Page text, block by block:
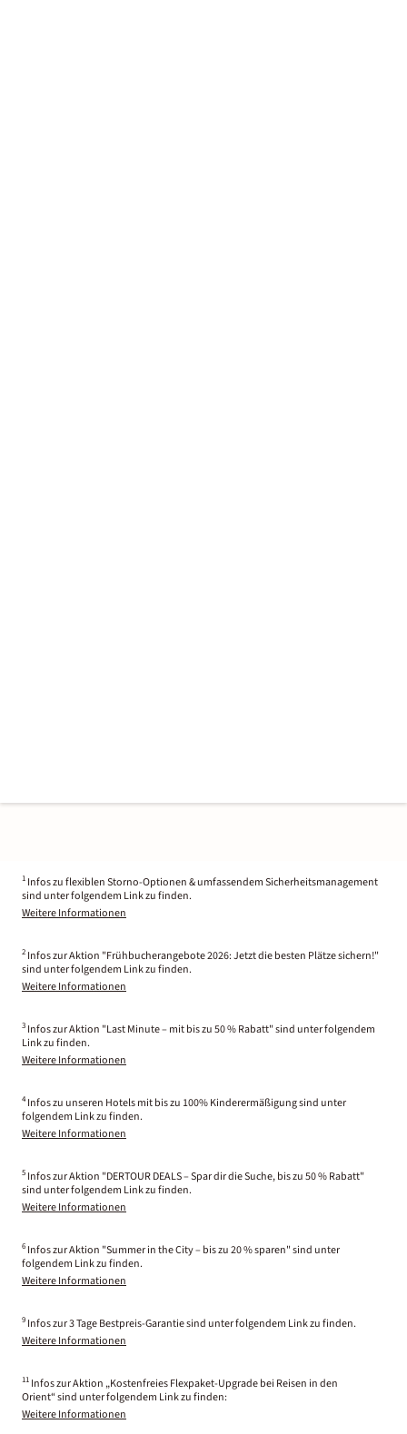
1 Infos zu flexiblen Storno-Optionen & umfassendem Sicherheitsmanagement
sind unter folgendem Link zu finden.
Weitere Informationen
2 Infos zur Aktion "Frühbucherangebote 2026: Jetzt die besten Plätze sichern!"
sind unter folgendem Link zu finden.
Weitere Informationen
3 Infos zur Aktion "Last Minute – mit bis zu 50 % Rabatt" sind unter folgendem
Link zu finden.
Weitere Informationen
4 Infos zu unseren Hotels mit bis zu 100% Kinderermäßigung sind unter
folgendem Link zu finden.
Weitere Informationen
5 Infos zur Aktion "DERTOUR DEALS – Spar dir die Suche, bis zu 50 % Rabatt"
sind unter folgendem Link zu finden.
Weitere Informationen
6 Infos zur Aktion "Summer in the City – bis zu 20 % sparen" sind unter
folgendem Link zu finden.
Weitere Informationen
9 Infos zur 3 Tage Bestpreis-Garantie sind unter folgendem Link zu finden.
Weitere Informationen
11 Infos zur Aktion „Kostenfreies Flexpaket-Upgrade bei Reisen in den
Orient“ sind unter folgendem Link zu finden:
Weitere Informationen